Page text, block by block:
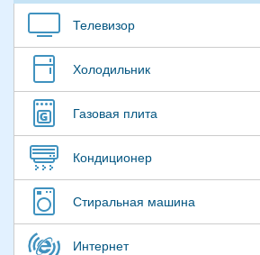
Телевизор
Холодильник
Газовая плита
Кондиционер
Стиральная машина
Интернет